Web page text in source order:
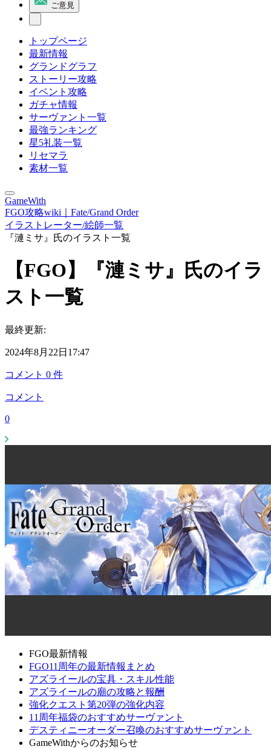
ご意見
トップページ
最新情報
グランドグラフ
ストーリー攻略
イベント攻略
ガチャ情報
サーヴァント一覧
最強ランキング
星5礼装一覧
リセマラ
素材一覧
GameWith
FGO攻略wiki｜Fate/Grand Order
イラストレーター/絵師一覧
『漣ミサ』氏のイラスト一覧
【FGO】『漣ミサ』氏のイラ
スト一覧
最終更新:
2024年8月22日17:47
コメント 0 件
コメント
0
FGO最新情報
FGO11周年の最新情報まとめ
アズライールの宝具・スキル性能
アズライールの廟の攻略と報酬
強化クエスト第20弾の強化内容
11周年福袋のおすすめサーヴァント
デスティニーオーダー召喚のおすすめサーヴァント
GameWithからのお知らせ